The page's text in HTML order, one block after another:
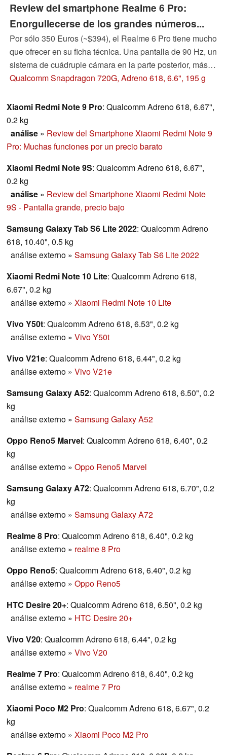
Review del smartphone Realme 6 Pro:
Enorgullecerse de los grandes números...
Por sólo 350 Euros (~$394), el Realme 6 Pro tiene mucho
que ofrecer en su ficha técnica. Una pantalla de 90 Hz, un
sistema de cuádruple cámara en la parte posterior, más
una cámara de doble cara y una cantidad decente de
fabricante obtiene finalmente del hardware instalado.
Qualcomm Snapdragon 720G, Adreno 618, 6.6", 195 g
Xiaomi Redmi Note 9 Pro: Qualcomm Adreno 618, 6.67",
0.2 kg
análise » Review del Smartphone Xiaomi Redmi Note 9
Pro: Muchas funciones por un precio barato
Xiaomi Redmi Note 9S: Qualcomm Adreno 618, 6.67",
0.2 kg
análise » Review del Smartphone Xiaomi Redmi Note
9S - Pantalla grande, precio bajo
Samsung Galaxy Tab S6 Lite 2022: Qualcomm Adreno
618, 10.40", 0.5 kg
análise externo » Samsung Galaxy Tab S6 Lite 2022
Xiaomi Redmi Note 10 Lite: Qualcomm Adreno 618,
6.67", 0.2 kg
análise externo » Xiaomi Redmi Note 10 Lite
Vivo Y50t: Qualcomm Adreno 618, 6.53", 0.2 kg
análise externo » Vivo Y50t
Vivo V21e: Qualcomm Adreno 618, 6.44", 0.2 kg
análise externo » Vivo V21e
Samsung Galaxy A52: Qualcomm Adreno 618, 6.50", 0.2
kg
análise externo » Samsung Galaxy A52
Oppo Reno5 Marvel: Qualcomm Adreno 618, 6.40", 0.2
kg
análise externo » Oppo Reno5 Marvel
Samsung Galaxy A72: Qualcomm Adreno 618, 6.70", 0.2
kg
análise externo » Samsung Galaxy A72
Realme 8 Pro: Qualcomm Adreno 618, 6.40", 0.2 kg
análise externo » realme 8 Pro
Oppo Reno5: Qualcomm Adreno 618, 6.40", 0.2 kg
análise externo » Oppo Reno5
HTC Desire 20+: Qualcomm Adreno 618, 6.50", 0.2 kg
análise externo » HTC Desire 20+
Vivo V20: Qualcomm Adreno 618, 6.44", 0.2 kg
análise externo » Vivo V20
Realme 7 Pro: Qualcomm Adreno 618, 6.40", 0.2 kg
análise externo » realme 7 Pro
Xiaomi Poco M2 Pro: Qualcomm Adreno 618, 6.67", 0.2
kg
análise externo » Xiaomi Poco M2 Pro